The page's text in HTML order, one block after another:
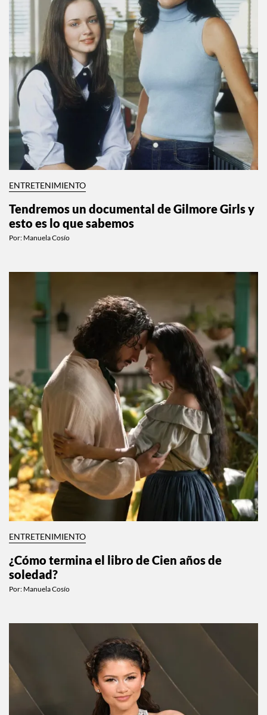
ENTRETENIMIENTO
Tendremos un documental de Gilmore Girls y
esto es lo que sabemos
Por: Manuela Cosío
ENTRETENIMIENTO
¿Cómo termina el libro de Cien años de
soledad?
Por: Manuela Cosío